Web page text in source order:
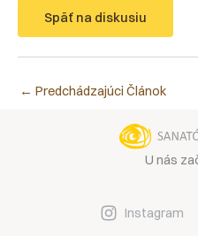
Späť na diskusiu
← Predchádzajúci Článok
U nás
Instagram